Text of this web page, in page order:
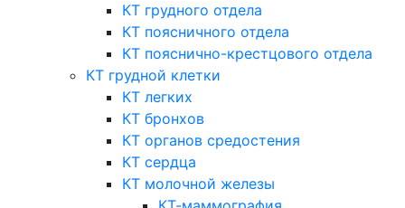
КТ грудного отдела
КТ поясничного отдела
КТ пояснично-крестцового отдела
КТ грудной клетки
КТ легких
КТ бронхов
КТ органов средостения
КТ сердца
КТ молочной железы